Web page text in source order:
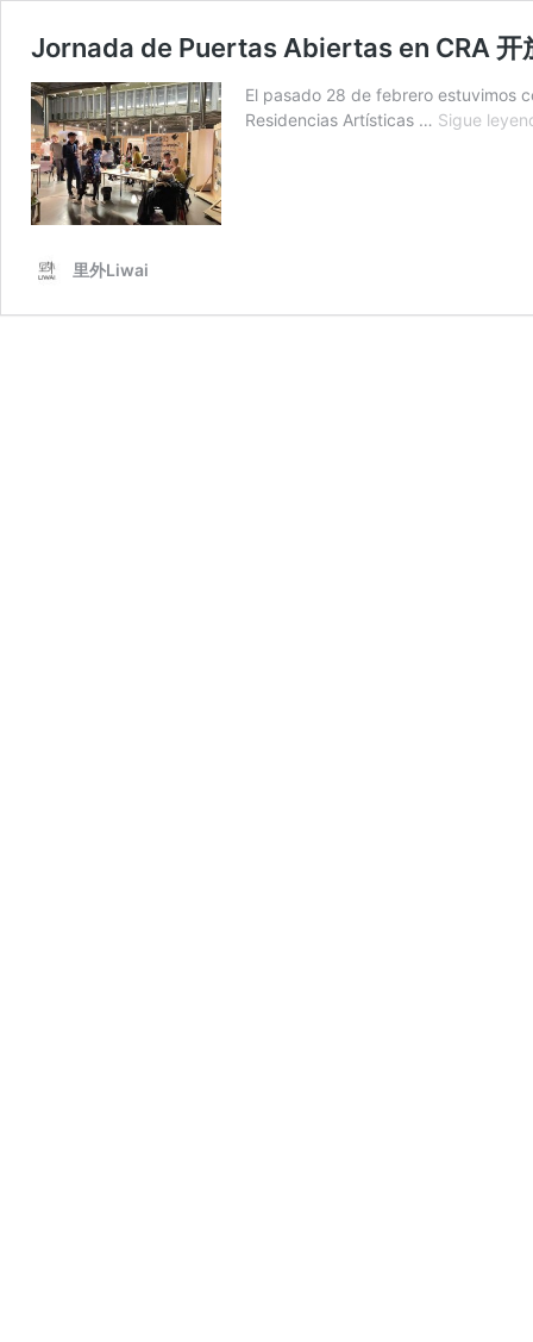
Jornada de Puertas Abiertas en CRA 开
El pasado 28 de febrero estuvimos
Residencias Artísticas … Sigue
里外Liwai